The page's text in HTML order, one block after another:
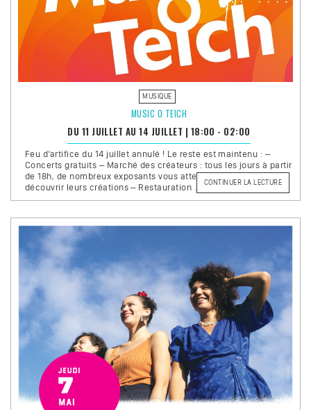
MUSIQUE
MUSIC O TEICH
DU 11 JUILLET AU 14 JUILLET | 18:00 - 02:00
Feu d’artifice du 14 juillet annulé ! Le reste est maintenu : –
Concerts gratuits – Marché des créateurs : tous les jours à partir
de 18h, de nombreux exposants vous attendent pour vous faire
découvrir leurs créations – Restauration …
CONTINUER LA LECTUREDE
O